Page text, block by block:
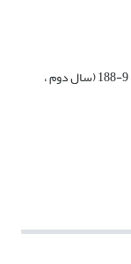
دوره 2، شماره 2، بهار 1399، صفحه 9-188 (سال دوم ،